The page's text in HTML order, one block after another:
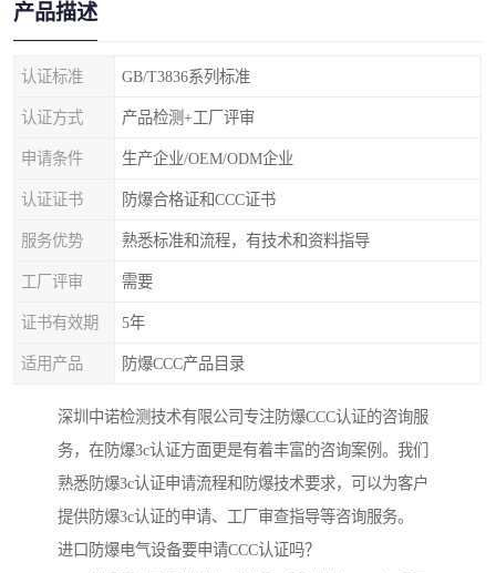
产品描述
认证标准 GB/T3836系列标准
认证方式 产品检测+工厂评审
申请条件 生产企业/OEM/ODM企业
认证证书 防爆合格证和CCC证书
服务优势 熟悉标准和流程，有技术和资料指导
工厂评审 需要
证书有效期 5年
适用产品 防爆CCC产品目录
深圳中诺检测技术有限公司专注防爆CCC认证的咨询服
务，在防爆3c认证方面更是有着丰富的咨询案例。我们
熟悉防爆3c认证申请流程和防爆技术要求，可以为客户
提供防爆3c认证的申请、工厂审查指导等咨询服务。
进口防爆电气设备要申请CCC认证吗？